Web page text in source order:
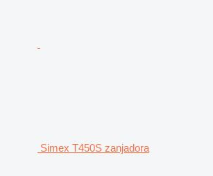
Simex T450S zanjadora